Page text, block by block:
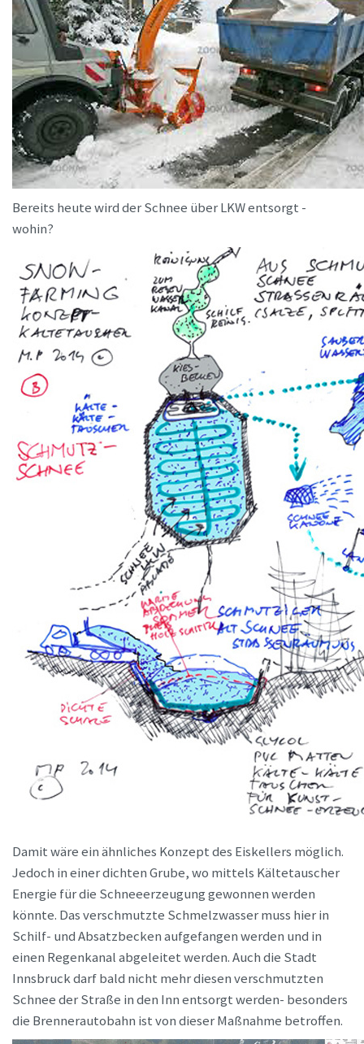
Bereits heute wird der Schnee über LKW entsorgt -
wohin?
Damit wäre ein ähnliches Konzept des Eiskellers möglich.
Jedoch in einer dichten Grube, wo mittels Kältetauscher
Energie für die Schneeerzeugung gewonnen werden
könnte. Das verschmutzte Schmelzwasser muss hier in
Schilf- und Absatzbecken aufgefangen werden und in
einen Regenkanal abgeleitet werden. Auch die Stadt
Innsbruck darf bald nicht mehr diesen verschmutzten
Schnee der Straße in den Inn entsorgt werden- besonders
die Brennerautobahn ist von dieser Maßnahme betroffen.